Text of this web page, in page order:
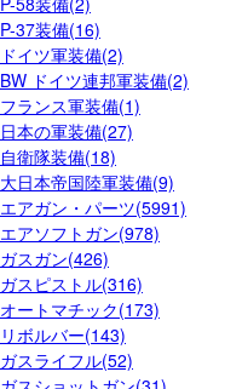
P-37装備(16)
ドイツ軍装備(2)
BW ドイツ連邦軍装備(2)
フランス軍装備(1)
日本の軍装備(27)
自衛隊装備(18)
大日本帝国陸軍装備(9)
エアガン・パーツ(5991)
エアソフトガン(978)
ガスガン(426)
ガスピストル(316)
オートマチック(173)
リボルバー(143)
ガスライフル(52)